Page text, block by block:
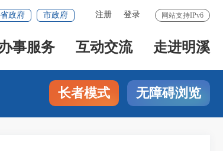
网站支持IPv6
注册 登录
省政府 市政府
办事服务 互动交流 走进明溪
长者模式 无障碍浏览